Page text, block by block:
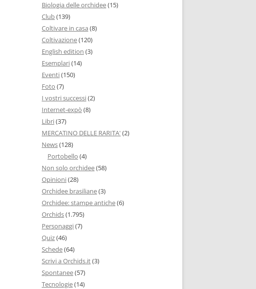
Biologia delle orchidee(15)
Club(139)
Coltivare in casa (8)
Coltivazione(120)
English edition (3)
Esemplari(14)
Eventi(150)
Foto (7)
I vostri successi(2)
Internet-expò (8)
Libri(37)
MERCATINO DELLE RARITA' (2)
News(128)
Portobello (4)
Non solo orchidee(58)
Opinioni(28)
Orchidee brasiliane(3)
Orchidee: stampe antiche(6)
Orchids(1.795)
Personaggi(7)
Quiz(46)
Schede(64)
Scrivi a Orchids.it(3)
Spontanee(57)
Tecnologie(14)